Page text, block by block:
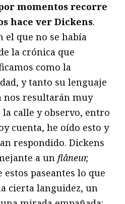
momentos recorre
hace ver Dickens.
el que no se había
la crónica que
como la
y tanto su lenguaje
nos resultarán muy
la calle y observo, entro
cuenta, he oído esto y
respondido. Dickens
a un flâneur,
paseantes lo que
cierta languidez, un